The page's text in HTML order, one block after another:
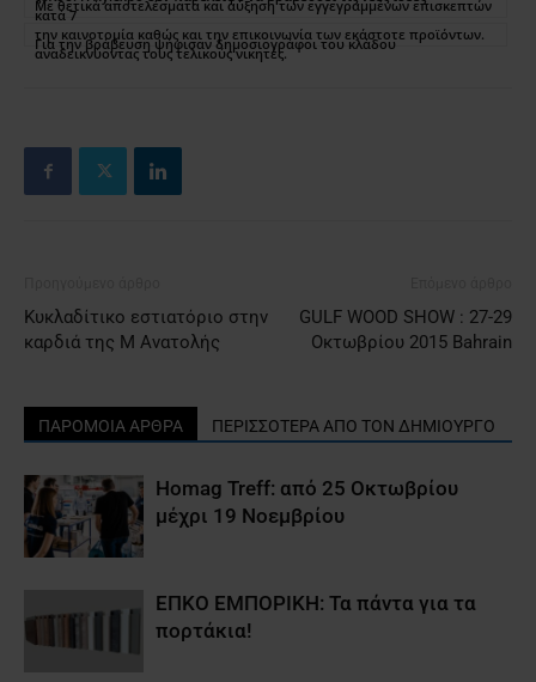
Με θετικά αποτελέσματα και αύξηση των εγγεγραμμένων επισκεπτών
κατά 7
την καινοτομία καθώς και την επικοινωνία των εκάστοτε προϊόντων.
Για την βράβευση ψήφισαν δημοσιογράφοι του κλάδου
αναδεικνύοντας τους τελικούς νικητές.
Κυκλαδίτικο εστιατόριο στην
καρδιά της Μ Ανατολής
GULF WOOD SHOW : 27-29
Oκτωβρίου 2015 Bahrain
ΠΑΡΟΜΟΙΑ ΑΡΘΡΑ ΠΕΡΙΣΣΟΤΕΡΑ ΑΠΟ ΤΟΝ ΔΗΜΙΟΥΡΓΟ
Homag Treff: από 25 Οκτωβρίου
μέχρι 19 Νοεμβρίου
ΕΠΚΟ ΕΜΠΟΡΙΚΗ: Τα πάντα για τα
πορτάκια!